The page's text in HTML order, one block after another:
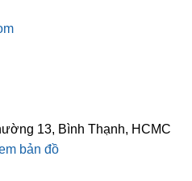
13, Bình Thạnh, HCMC
bản đồ